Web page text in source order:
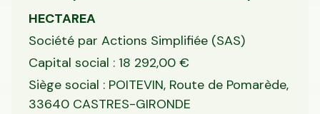
HECTAREA
Société par Actions Simplifiée (SAS)
Capital social : 18 292,00 €
Siège social : POITEVIN, Route de Pomarède,
33640 CASTRES-GIRONDE